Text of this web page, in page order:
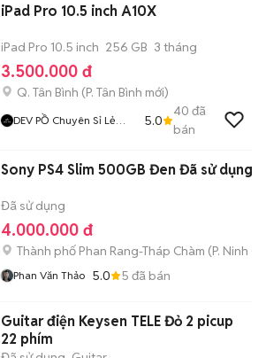
iPad Pro 10.5 inch A10X
iPad Pro 10.5 inch 256 GB 3 tháng
3.500.000 đ
Q. Tân Bình (P. Tân Bình mới)
DEV PỒ Chuyên Sỉ Lẻ
5.0
40 đã
bán
Sony PS4 Slim 500GB Đen Đã sử dụng
Đã sử dụng
4.000.000 đ
Thành phố Phan Rang-Tháp Chàm (P. Ninh
Phan Văn Thảo 5.0 5 đã bán
Guitar điện Keysen TELE Đỏ 2 picup
22 phím